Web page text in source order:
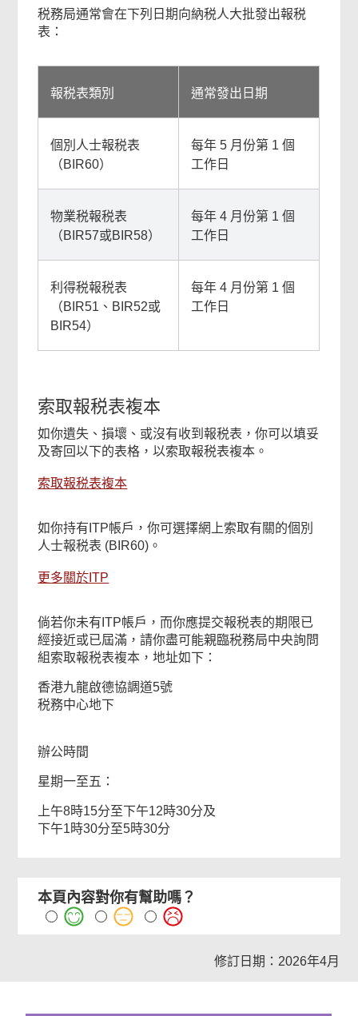
税務局通常會在下列日期向納税人大批發出報税
表：
報税表類別 通常發出日期
個別人士報税表
（BIR60）
每年 5 月份第 1 個
工作日
物業税報税表
（BIR57或BIR58）
每年 4 月份第 1 個
工作日
利得税報税表
（BIR51、BIR52或
BIR54）
每年 4 月份第 1 個
工作日
索取報税表複本
如你遺失、損壞、或沒有收到報税表，你可以填妥
及寄回以下的表格，以索取報税表複本。
索取報税表複本
如你持有ITP帳戶，你可選擇網上索取有關的個別
人士報税表 (BIR60)。
更多關於ITP
倘若你未有ITP帳戶，而你應提交報税表的期限已
經接近或已屆滿，請你盡可能親臨税務局中央詢問
組索取報税表複本，地址如下：
香港九龍啟德協調道5號
税務中心地下
辦公時間
星期一至五：
上午8時15分至下午12時30分及
下午1時30分至5時30分
本頁內容對你有幫助嗎？
修訂日期：2026年4月